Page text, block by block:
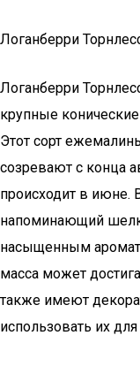
Логанберри
Логанберри
крупные
Этот сорт
созревают с конца
происходит в июне.
напоминающий
насыщенным
масса может
также имеют
использовать их